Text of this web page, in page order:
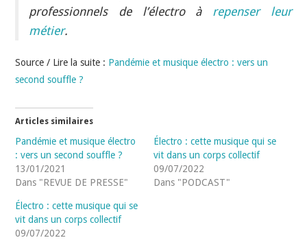
professionnels de l’électro à repenser leur
métier.
Source / Lire la suite : Pandémie et musique électro : vers un
second souffle ?
Articles similaires
Pandémie et musique électro
: vers un second souffle ?
13/01/2021
Dans "REVUE DE PRESSE"
Électro : cette musique qui se
vit dans un corps collectif
09/07/2022
Dans "PODCAST"
Électro : cette musique qui se
vit dans un corps collectif
09/07/2022